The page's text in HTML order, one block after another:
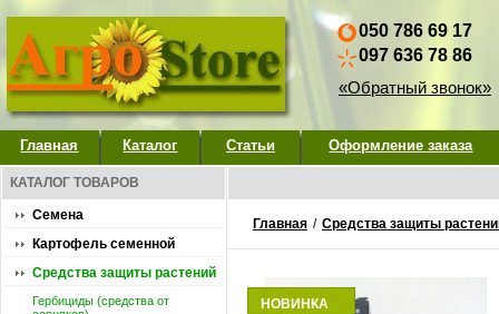
050 786 69 17
097 636 78 86
«Обратный звонок»
Главная Каталог Статьи Оформление заказа
КАТАЛОГ ТОВАРОВ
Семена
Картофель семенной
Средства защиты растений
Гербициды (средства от
Главная / Средства защиты
НОВИНКА